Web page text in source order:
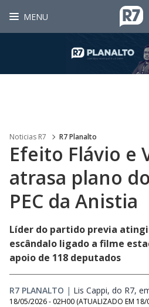
MENU
Noticias R7 R7 Planalto
Efeito Flávio e
atrasa plano
PEC da Anistia
Líder do partido previa
escândalo ligado a filme
apoio de 118 deputados
R7 PLANALTO | Lis Cappi, do R7,
18/05/2026 - 02H00 (ATUALIZADO EM 18/